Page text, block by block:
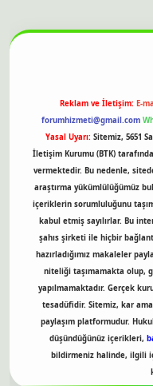
Reklam ve İletişim: E-
forumhizmeti@gmail.com
Yasal Uyarı: Sitemiz, 5651
İletişim Kurumu (BTK)
vermektedir. Bu nedenle,
araştırma yükümlülüğümüz
içeriklerin sorumluluğunu
kabul etmiş sayılırlar. Bu
şahıs şirketi ile hiçbir
hazırladığımız makaleler
niteliği taşımamakta olup,
yapılmamaktadır. Gerçek
tesadüfidir. Sitemiz, kar
paylaşım platformudur.
düşündüğünüz içerikleri,
bildirmeniz halinde, ilgili